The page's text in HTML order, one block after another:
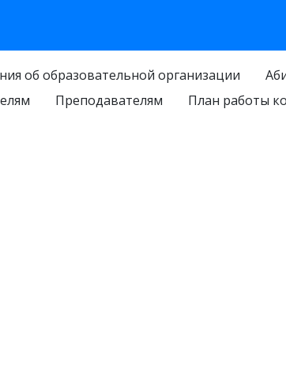
об образовательной организации
Преподавателям План работы